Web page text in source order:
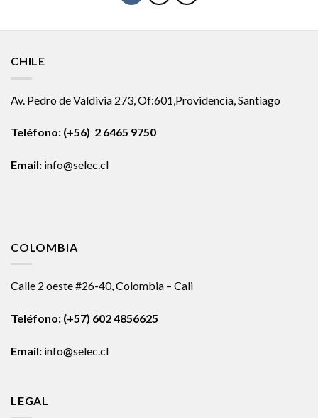
CHILE
Av. Pedro de Valdivia 273, Of:601,Providencia, Santiago
Teléfono: (+56) 2 6465 9750
Email: info@selec.cl
COLOMBIA
Calle 2 oeste #26-40, Colombia – Cali
Teléfono: (+57) 602 4856625
Email: info@selec.cl
LEGAL